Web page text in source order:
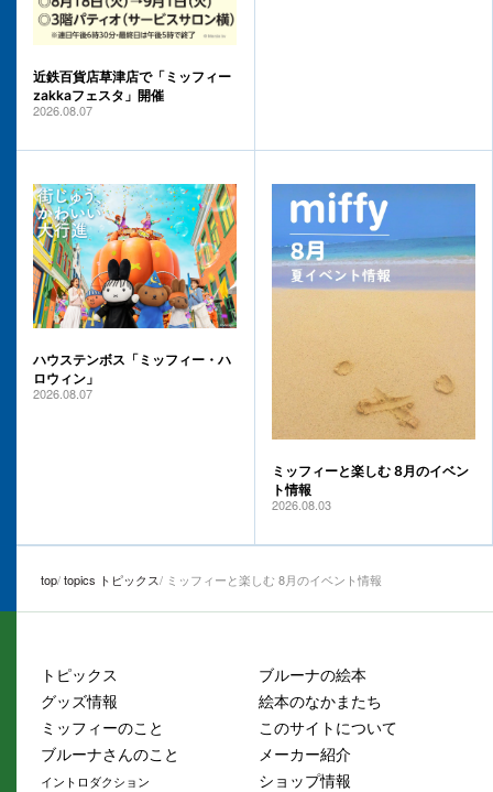
近鉄百貨店草津店で「ミッフィー
zakkaフェスタ」開催
2026.08.07
ハウステンボス「ミッフィー・ハ
ロウィン」
2026.08.07
ミッフィーと楽しむ 8月のイベン
ト情報
2026.08.03
top topics トピックス ミッフィーと楽しむ 8月のイベント情報
トピックス
グッズ情報
ミッフィーのこと
ブルーナさんのこと
イントロダクション
ブルーナの絵本
絵本のなかまたち
このサイトについて
メーカー紹介
ショップ情報